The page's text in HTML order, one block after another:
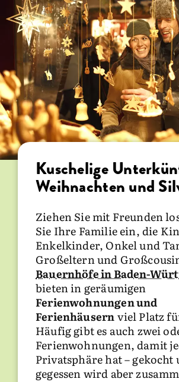
Kuschelige
Weihnachten und
Ziehen Sie mit Freunden
Sie Ihre Familie ein, die
Enkelkinder, Onkel und
Großeltern und
Bauernhöfe in Baden-
bieten in geräumigen
Ferienwohnungen und
Ferienhäusernviel Platz
Häufig gibt es auch zwei
Ferienwohnungen, damit
Privatsphäre hat – gekocht
gegessen wird aber
Buntes Brauchtum in
Baden-Württemberg
Fasching in Rottweil,
Villingen,Fastnacht in
Sie kennen es vielleicht
dem Namen Karneval. Wie
immer Sie es nennen: Die
Zeit wird in Baden-
besonders ausgelassen
Januar bis häufig in den
hinein, zeigt sich der
seinen unterschiedlichen
Hier gibt es ein
eine lässigeBüttenrede,